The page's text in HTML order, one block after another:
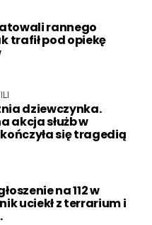
rannego
trafił pod opiekę
dziewczynka.
akcja służb w
się tragedią
na 112 w
uciekł z terrarium i